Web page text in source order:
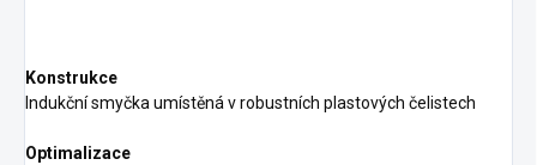
Konstrukce
Indukční smyčka umístěná v robustních plastových čelistech
Optimalizace